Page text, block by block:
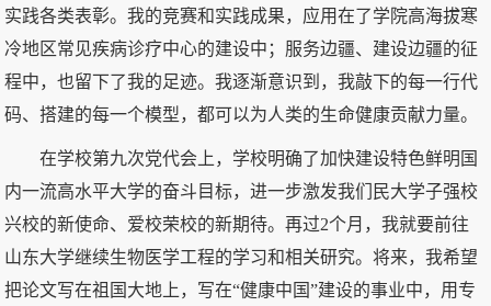
实践各类表彰。我的竞赛和实践成果，应用在了学院高海拔寒
冷地区常见疾病诊疗中心的建设中；服务边疆、建设边疆的征
程中，也留下了我的足迹。我逐渐意识到，我敲下的每一行代
码、搭建的每一个模型，都可以为人类的生命健康贡献力量。
在学校第九次党代会上，学校明确了加快建设特色鲜明国
内一流高水平大学的奋斗目标，进一步激发我们民大学子强校
兴校的新使命、爱校荣校的新期待。再过2个月，我就要前往
山东大学继续生物医学工程的学习和相关研究。将来，我希望
把论文写在祖国大地上，写在“健康中国”建设的事业中，用专